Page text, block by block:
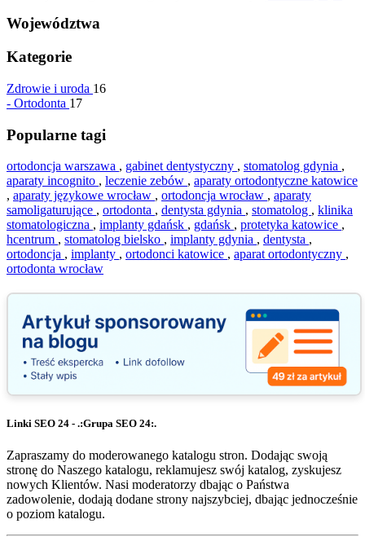
Województwa
Kategorie
Zdrowie i uroda 16
- Ortodonta 17
Popularne tagi
ortodoncja warszawa , gabinet dentystyczny , stomatolog gdynia ,
aparaty incognito , leczenie zebów , aparaty ortodontyczne katowice
, aparaty językowe wrocław , ortodoncja wrocław , aparaty
samoligaturujące , ortodonta , dentysta gdynia , stomatolog , klinika
stomatologiczna , implanty gdańsk , gdańsk , protetyka katowice ,
hcentrum , stomatolog bielsko , implanty gdynia , dentysta ,
ortodoncja , implanty , ortodonci katowice , aparat ortodontyczny ,
ortodonta wrocław
Linki SEO 24 - .:Grupa SEO 24:.
Zapraszamy do moderowanego katalogu stron. Dodając swoją
stronę do Naszego katalogu, reklamujesz swój katalog, zyskujesz
nowych Klientów. Nasi moderatorzy dbając o Państwa
zadowolenie, dodają dodane strony najszybciej, dbając jednocześnie
o poziom katalogu.